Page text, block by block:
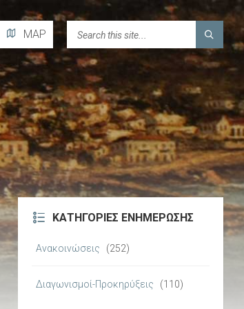
H
T
M
L
MAP
ΚΑΤΗΓΟΡΊΕΣ ΕΝΗΜΈΡΩΣΗΣ
Ανακοινώσεις (252)
Διαγωνισμοί-Προκηρύξεις (110)